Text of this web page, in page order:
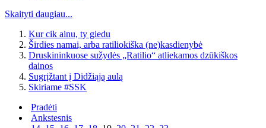
Skaityti daugiau...
Kur cik ainu, ty giedu
Širdies namai, arba ratiliokiška (ne)kasdienybė
Druskininkuose sužydės „Ratilio“ atliekamos dzūkiškos
dainos
Sugrįžtant į Didžiąją aulą
Skiriame #SSK
Pradėti
Ankstesnis